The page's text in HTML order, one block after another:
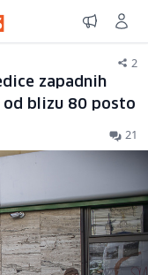
2
zapadnih
blizu 80 posto
21